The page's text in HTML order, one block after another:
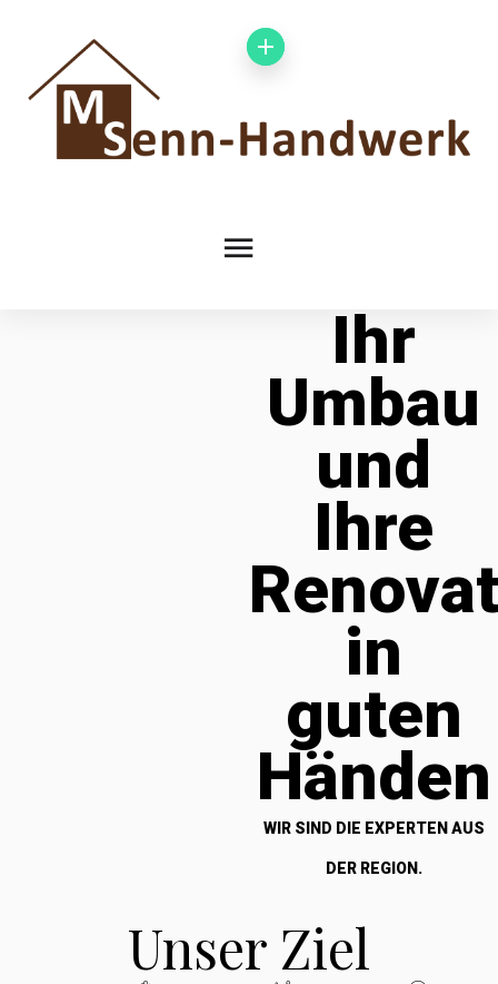
Ihr
Umbau
und
Ihre
in
guten
Händen
WIR SIND DIE EXPERTEN AUS
DER REGION.
Unser Ziel